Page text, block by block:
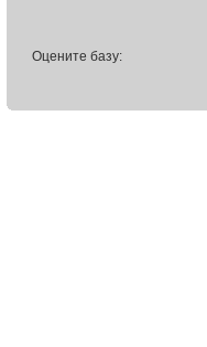
Оцените базу: